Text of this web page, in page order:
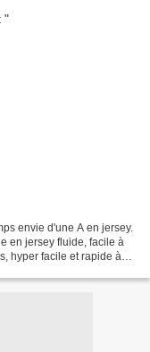
envie d'une A en jersey.
en jersey fluide, facile à
hyper facile et rapide à